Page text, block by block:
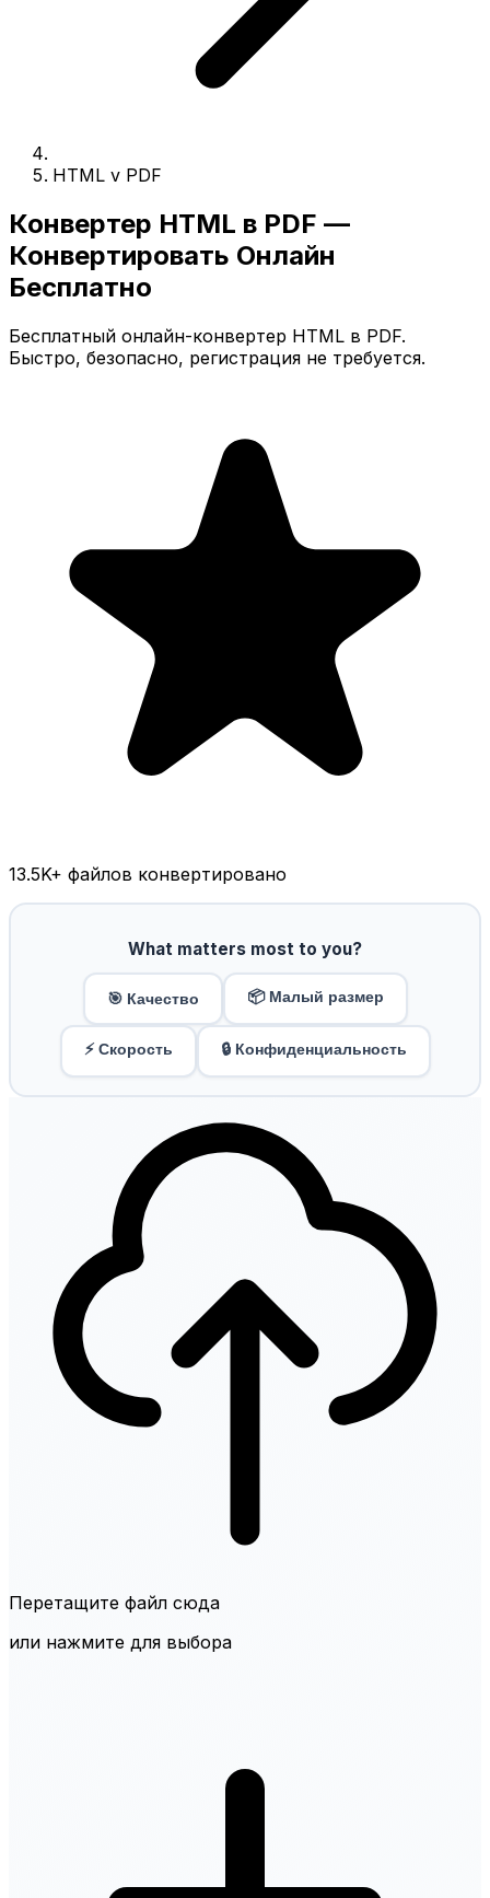
HTML v PDF
Конвертер HTML в PDF —
Конвертировать Онлайн
Бесплатно
Бесплатный онлайн-конвертер HTML в PDF.
Быстро, безопасно, регистрация не требуется.
13.5K+ файлов конвертировано
What matters most to you?
🎯 Качество 📦 Малый размер
⚡ Скорость 🔒 Конфиденциальность
Перетащите файл сюда
или нажмите для выбора